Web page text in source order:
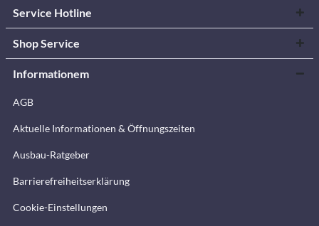
Service Hotline
Shop Service
Informationem
AGB
Aktuelle Informationen & Öffnungszeiten
Ausbau-Ratgeber
Barrierefreiheitserklärung
Cookie-Einstellungen